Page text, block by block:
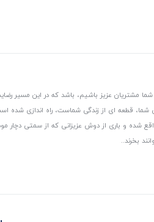
مشتریان عزیز باشیم، باشد که در این مسیر
شما، قطعه ای از زندگی شماست، راه اندازی
شده و باری از دوش عزیزانی که از سمتی
بخرند..